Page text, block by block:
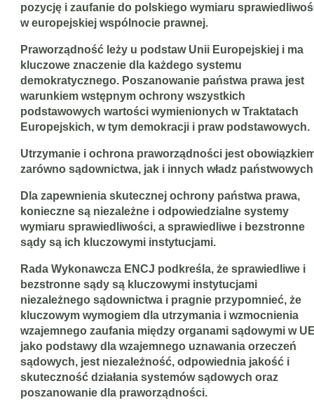
pozycję i zaufanie do polskiego wymiaru
w europejskiej wspólnocie prawnej.
Praworządność leży u podstaw Unii Europejskiej i ma
kluczowe znaczenie dla każdego systemu
demokratycznego. Poszanowanie państwa prawa jest
warunkiem wstępnym ochrony wszystkich
podstawowych wartości wymienionych w Traktatach
Europejskich, w tym demokracji i praw podstawowych.
Utrzymanie i ochrona praworządności jest
zarówno sądownictwa, jak i innych władz
Dla zapewnienia skutecznej ochrony państwa prawa,
konieczne są niezależne i odpowiedzialne systemy
wymiaru sprawiedliwości, a sprawiedliwe i bezstronne
sądy są ich kluczowymi instytucjami.
Rada Wykonawcza ENCJ podkreśla, że sprawiedliwe i
bezstronne sądy są kluczowymi instytucjami
niezależnego sądownictwa i pragnie przypomnieć, że
kluczowym wymogiem dla utrzymania i wzmocnienia
wzajemnego zaufania między organami sądowymi w
jako podstawy dla wzajemnego uznawania orzeczeń
sądowych, jest niezależność, odpowiednia jakość i
skuteczność działania systemów sądowych oraz
poszanowanie dla praworządności.